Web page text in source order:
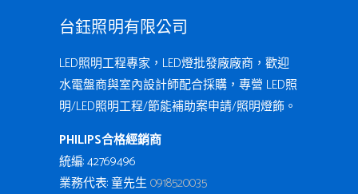
台鈺照明有限公司
LED照明工程專家，LED燈批發廠廠商，歡迎
水電盤商與室內設計師配合採購，專營 LED照
明/LED照明工程/節能補助案申請/照明燈飾。
PHILIPS合格經銷商
統編: 42769496
業務代表: 童先生0918520035